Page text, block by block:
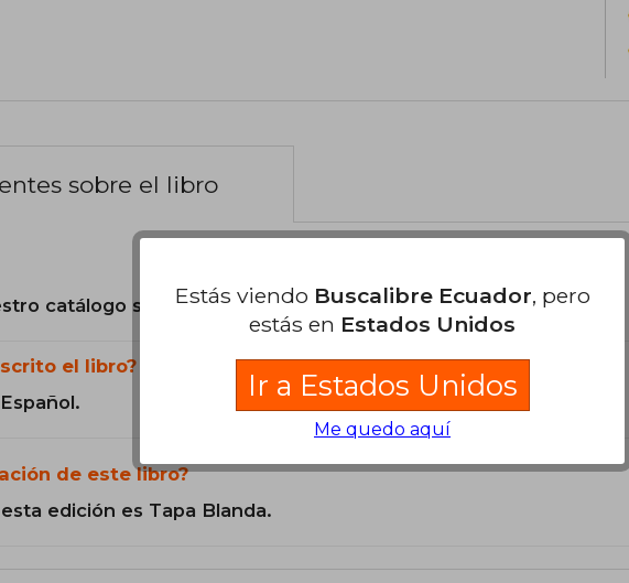
sobre el libro
catálogo son Originales.
el libro?
de este libro?
edición es Tapa Blanda.
Estás viendo Buscalibre Ecuador, pero
estás en Estados Unidos
Ir a Estados Unidos
Me quedo aquí